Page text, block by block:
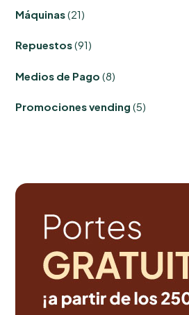
Máquinas 2121
productos
Repuestos 9191
productos
Medios de Pago 88
productos
Promociones vending 55
productos